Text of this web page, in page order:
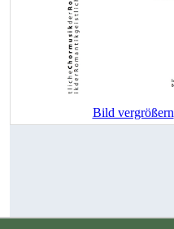
Bild vergrößern